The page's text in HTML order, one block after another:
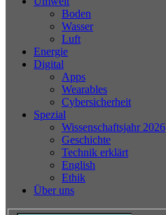
Boden
Wasser
Luft
Energie
Digital
Apps
Wearables
Cybersicherheit
Spezial
Wissenschaftsjahr 2026
Geschichte
Technik erklärt
English
Ethik
Über uns